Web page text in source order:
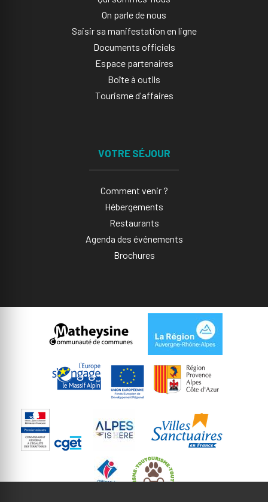
On parle de nous
Saisir sa manifestation en ligne​
Documents officiels
Espace partenaires
Boîte à outils
Tourisme d'affaires
VOTRE SÉJOUR
Comment venir ?
Hébergements
Restaurants
Agenda des événements
Brochures